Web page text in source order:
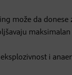
može da donese
maksimalan
i